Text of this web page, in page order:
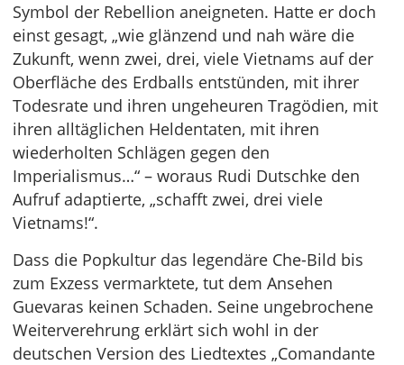
Symbol der Rebellion aneigneten. Hatte er doch
einst gesagt, „wie glänzend und nah wäre die
Zukunft, wenn zwei, drei, viele Vietnams auf der
Oberfläche des Erdballs entstünden, mit ihrer
Todesrate und ihren ungeheuren Tragödien, mit
ihren alltäglichen Heldentaten, mit ihren
wiederholten Schlägen gegen den
Imperialismus…“ – woraus Rudi Dutschke den
Aufruf adaptierte, „schafft zwei, drei viele
Vietnams!“.
Dass die Popkultur das legendäre Che-Bild bis
zum Exzess vermarktete, tut dem Ansehen
Guevaras keinen Schaden. Seine ungebrochene
Weiterverehrung erklärt sich wohl in der
deutschen Version des Liedtextes „Comandante